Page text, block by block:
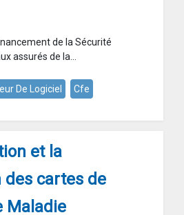
de la Sécurité
assurés de la...
De Logiciel Cfe
et la
cartes de
Maladie